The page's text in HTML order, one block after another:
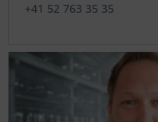
+41 52 763 35 35